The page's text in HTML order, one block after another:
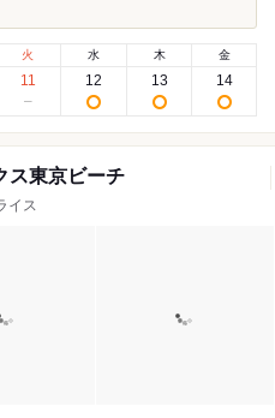
火
11
水
12
木
13
金
14
ス東京ビーチ
イス